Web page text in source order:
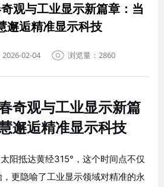
观与工业显示新篇章：当
邂逅精准显示科技
02-04 浏览量：2860
奇观与工业显示新篇
邂逅精准显示科技
阳抵达黄经315°，这个时间点不仅
更隐喻了工业显示领域对精准的永